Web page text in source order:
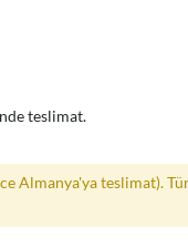
teslimat.
Almanya'ya teslimat).